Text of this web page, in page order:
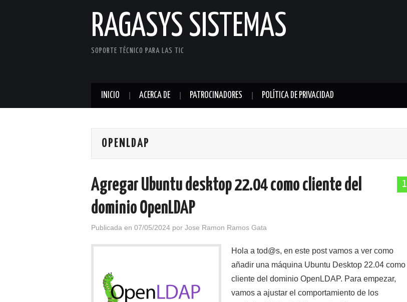
RAGASYS SISTEMAS
SOPORTE TÉCNICO PARA LAS TIC
INICIO ACERCA DE PATROCINADORES POLÍTICA DE PRIVACIDAD
OPENLDAP
1
Agregar Ubuntu desktop 22.04 como cliente del
dominio OpenLDAP
Publicada en 07/05/2024 por Jose Ramon Ramos Gata
Hola a tod@s, en este post vamos a ver como
añadir una máquina Ubuntu Desktop 22.04 como
cliente del dominio OpenLDAP. Para empezar,
vamos a ajustar el comportamiento de los